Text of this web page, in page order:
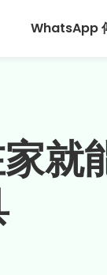
WhatsApp
就